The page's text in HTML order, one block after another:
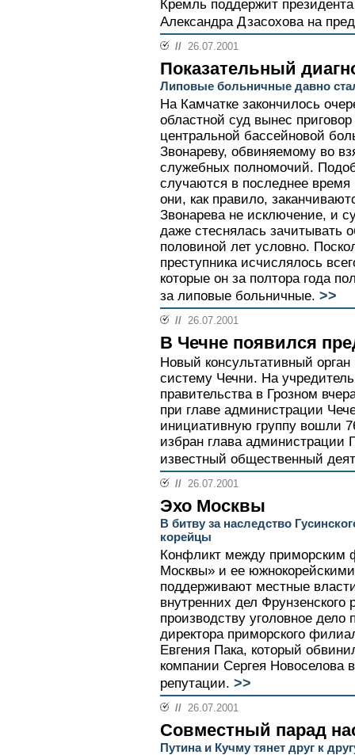
Кремль поддержит
Александра Дзасохова на
// 26.07.2001
Показательный
Липовые больничные давно
На Камчатке закончилось
областной суд вынес
центральной бассейновой
Звонареву, обвиняемому во
служебных полномочий.
случаются в последнее
они, как правило,
Звонарева не исключение, и
даже стеснялась зачитывать
половиной лет условно.
преступника исчислялось
которые он за полтора года
за липовые больничные. >>
// 26.07.2001
В Чечне появился
Новый консультативный
систему Чечни. На
правительства в Грозном
при главе администрации
инициативную группу вошли
избран глава администрации
известный общественный
// 26.07.2001
Эхо Москвы
В битву за наследство
корейцы
Конфликт между приморским
Москвы» и ее
поддерживают местные
внутренних дел Фрунзенского
производству уголовное дело
директора приморского
Евгения Пака, который
компании Сергея Новоселова
репутации. >>
// 26.07.2001
Совместный парад
Путина и Кучму тянет друг к